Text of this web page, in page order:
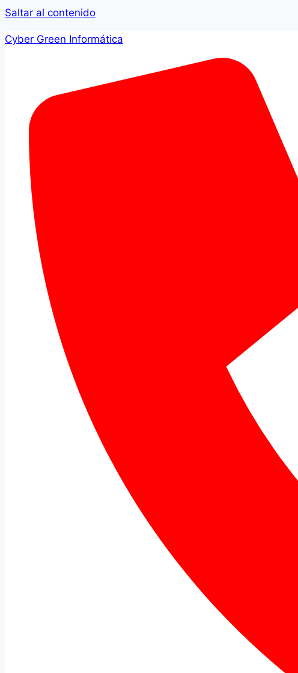
Saltar al contenido
Cyber Green Informática